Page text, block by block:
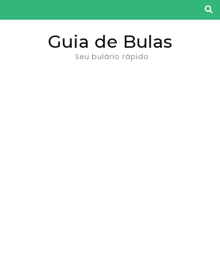
para
Guia de Bulas
Seu bulário rápido